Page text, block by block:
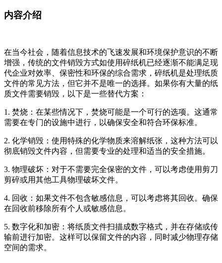
内容介绍
在当今社会，随着信息技术的飞速发展和环境保护意识的不断
增强，传统的文件销毁方式如使用碎纸机已经逐渐不能满足现
代企业对效率、保密性和环保的综合需求，碎纸机是处理纸质
文件的常见方法，但它并不是唯一的选择。如果你有大量的纸
质文件需要销毁，以下是一些替代方案：
1. 焚烧：在某些情况下，焚烧可能是一个可行的选项。这通常
需要在专门的设施中进行，以确保安全和符合环保标准。
2. 化学销毁：使用特殊的化学物质来溶解纸张，这种方法可以
彻底销毁文件内容，但需要专业的处理和适当的安全措施。
3. 物理破坏：对于不需要完全保密的文件，可以考虑使用剪刀
剪碎或用其他工具物理破坏文件。
4. 回收：如果文件不包含敏感信息，可以考虑将其回收。确保
在回收前移除所有个人或敏感信息。
5. 数字化和加密：将纸质文件扫描成数字格式，并在存储或传
输前进行加密。这样可以保留文件的内容，同时减少物理存储
空间的需求。